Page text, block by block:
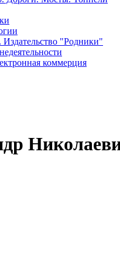
Издательство "Родники"
коммерция